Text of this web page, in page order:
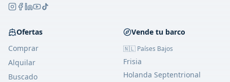
Ofertas
Comprar
Alquilar
Buscado
Vende tu barco
🇳🇱 Países Bajos
Frisia
Holanda Septentrional